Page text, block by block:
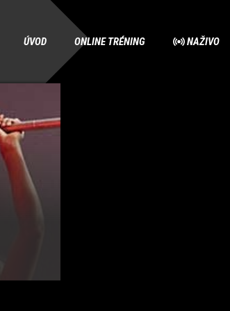
ÚVOD ONLINE TRÉNING NAŽIVO